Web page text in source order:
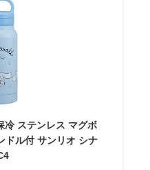
冷 ステンレス マグボ
ドル付 サンリオ シナ